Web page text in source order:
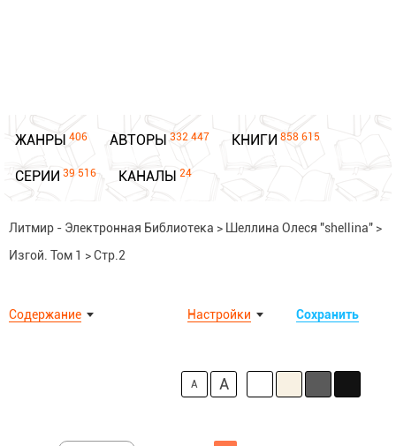
ЖАНРЫ 406 АВТОРЫ 332 447 КНИГИ 858 615
СЕРИИ 39 516 КАНАЛЫ 24
Литмир - Электронная Библиотека > Шеллина Олеся "shellina" >
Изгой. Том 1 >Стр.2
Содержание Сохранить
Настройки
A A